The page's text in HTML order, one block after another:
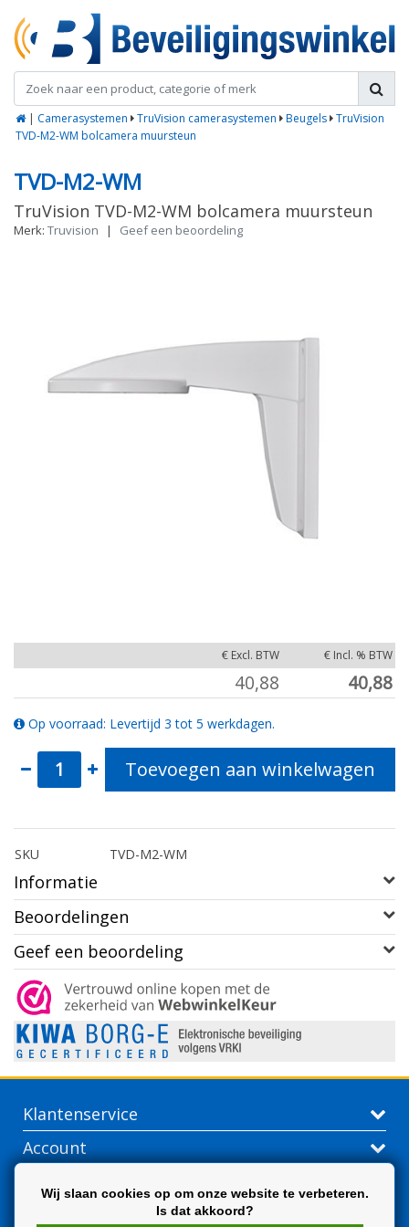
| Camerasystemen TruVision camerasystemen Beugels TruVision
TVD-M2-WM bolcamera muursteun
TVD-M2-WM
TruVision TVD-M2-WM bolcamera muursteun
Merk: Truvision | Geef een beoordeling
€ Excl. BTW € Incl. % BTW
40,88 40,88
Op voorraad: Levertijd 3 tot 5 werkdagen.
Toevoegen aan winkelwagen
SKU TVD-M2-WM
Informatie
Beoordelingen
Geef een beoordeling
Klantenservice
Account
Wij slaan cookies op om onze website te verbeteren.
Is dat akkoord?